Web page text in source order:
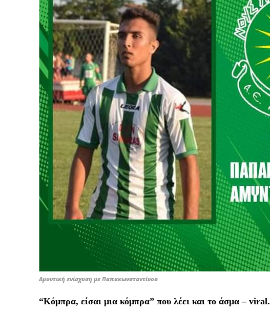
Αμυντική ενίσχυση με Παπακωνσταντίνου
“Κόμπρα, είσαι μια κόμπρα” που λέει και το άσμα – viral.